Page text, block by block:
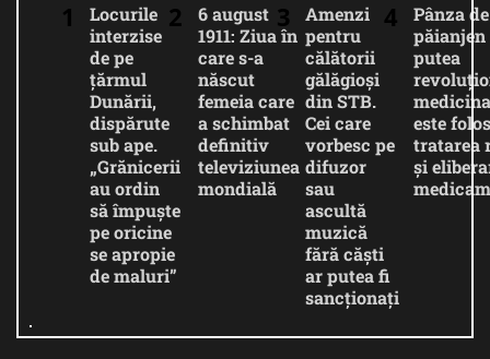
Locurile
interzise
de pe
țărmul
Dunării,
dispărute
sub ape.
„Grănicerii
au ordin
să împuște
pe oricine
se apropie
de maluri”
6 august
1911: Ziua în
care s-a
născut
femeia care
a schimbat
definitiv
televiziunea
mondială
Amenzi
pentru
călătorii
gălăgioși
din STB.
Cei care
vorbesc pe
difuzor
sau
ascultă
muzică
fără căști
ar putea fi
sancționați
Pânza de
păianjen
putea
este
tratarea
și